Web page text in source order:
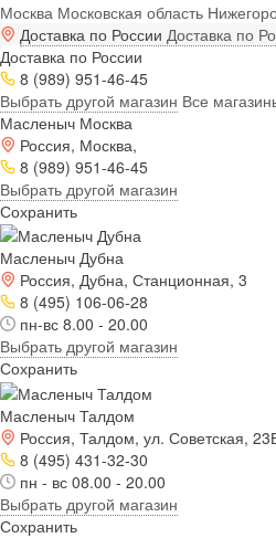
Москва Московская область
Доставка по России Доставка по
Доставка по России
8 (989) 951-46-45
Выбрать другой магазин Все
Масленыч Москва
Россия, Москва,
8 (989) 951-46-45
Выбрать другой магазин
Сохранить
Масленыч Дубна
Россия, Дубна, Станционная, 3
8 (495) 106-06-28
пн-вс 8.00 - 20.00
Выбрать другой магазин
Сохранить
Масленыч Талдом
Россия, Талдом, ул. Советская,
8 (495) 431-32-30
пн - вс 08.00 - 20.00
Выбрать другой магазин
Сохранить